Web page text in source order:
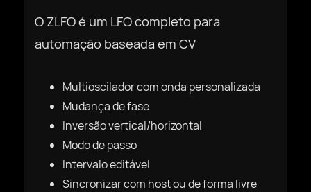
O ZLFO é um LFO completo para
automação baseada em CV
Multioscilador com onda personalizada
Mudança de fase
Inversão vertical/horizontal
Modo de passo
Intervalo editável
Sincronizar com host ou de forma livre